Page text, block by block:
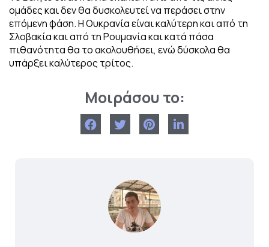
ομάδες και δεν θα δυσκολευτεί να περάσει στην
επόμενη φάση. Η Ουκρανία είναι καλύτερη και από τη
Σλοβακία και από τη Ρουμανία και κατά πάσα
πιθανότητα θα το ακολουθήσει, ενώ δύσκολα θα
υπάρξει καλύτερος τρίτος.
Μοιράσου το: